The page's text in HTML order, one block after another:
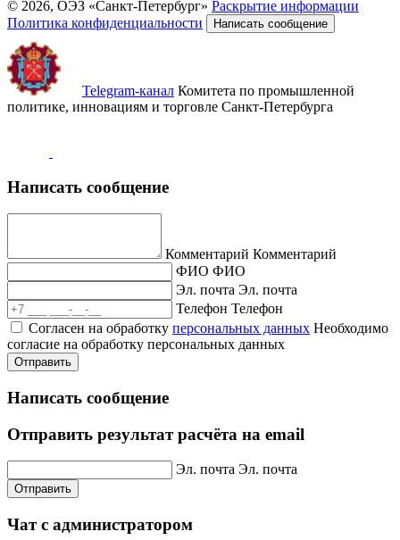
© 2026, ОЭЗ «Санкт-Петербург» Раскрытие информации
Политика конфиденциальности
Написать сообщение
Telegram-канал Комитета по промышленной
политике, инновациям и торговле Санкт-Петербурга
Написать сообщение
Комментарий Комментарий
ФИО ФИО
Эл. почта Эл. почта
Телефон Телефон
Согласен на обработку персональных данных Необходимо
согласие на обработку персональных данных
Отправить
Написать сообщение
Отправить результат расчёта на email
Эл. почта Эл. почта
Отправить
Чат с администратором